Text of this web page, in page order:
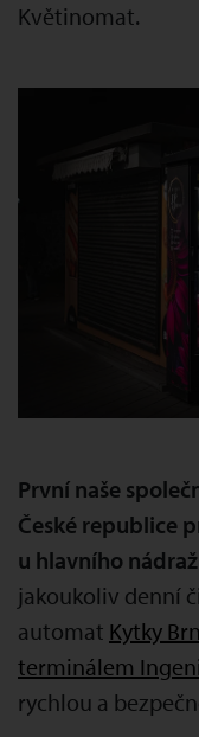
Květinomat.
První naše
České republice
u hlavního
jakoukoliv denní
automat Kytky
terminálem
rychlou a